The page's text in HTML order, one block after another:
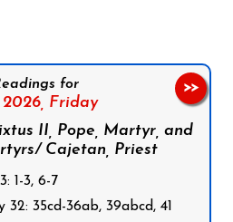
for
Friday
II, Pope, Martyr, and
Cajetan, Priest
1-3, 6-7
35cd-36ab, 39abcd, 41
>>